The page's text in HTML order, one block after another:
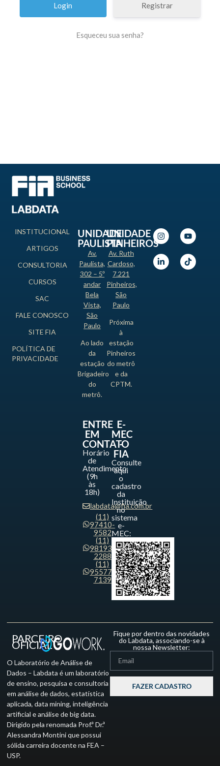
Registrar
Esqueceu sua senha?
INSTITUCIONAL
ARTIGOS
CONSULTORIA
CURSOS
SAC
FALE CONOSCO
SITE FIA
POLÍTICA DE
PRIVACIDADE
UNIDADE
PAULISTA
Av.
Paulista,
302 – 5º
andar
Bela
Vista,
São
Paulo
Ao lado
da
estação
Brigadeiro
do
metrô.
UNIDADE
PINHEIROS
Av. Ruth
Cardoso,
7.221
Pinheiros,
São
Paulo
Próxima
à
estação
Pinheiros
do metrô
e da
CPTM.
ENTRE
EM
CONTATO
Horário
de
Atendimento
(9h
às
18h)
labdata@fia.com.br
(11)
97410-
9582
(11)
98193-
2288
(11)
95577-
7139
E-
MEC
-
FIA
Consulte
aqui
o
cadastro
da
Instituição
no
sistema
e-
MEC:
PARCEIRO
OFICIAL
O Laboratório de Análise de
Dados – Labdata é um laboratório
de ensino, pesquisa e consultoria
em análise de dados, estatística
aplicada, data mining, inteligência
artificial e análise de big data.
Dirigido pela renomada Prof.ª Dr.ª
Alessandra Montini que possui
sólida carreira docente na FEA –
USP.
Fique por dentro das novidades
do Labdata, associando-se à
nossa Newsletter:
FAZER CADASTRO